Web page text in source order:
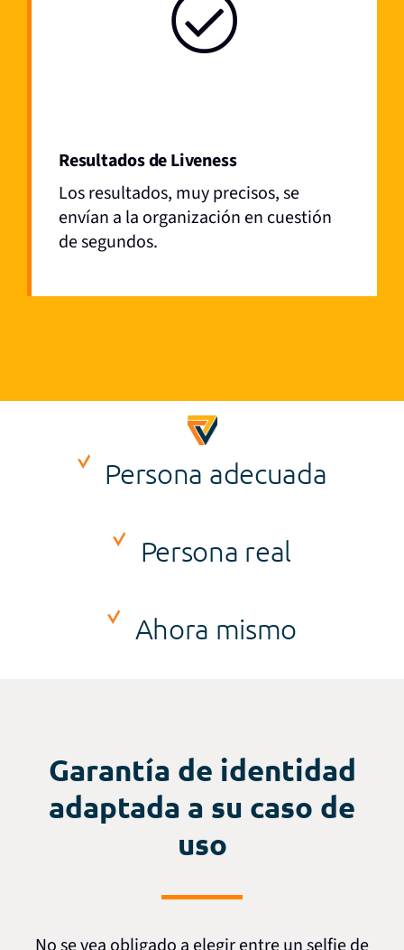
Resultados de Liveness
Los resultados, muy precisos, se
envían a la organización en cuestión
de segundos.
Persona adecuada
Persona real
Ahora mismo
Garantía de identidad
adaptada a su caso de
uso